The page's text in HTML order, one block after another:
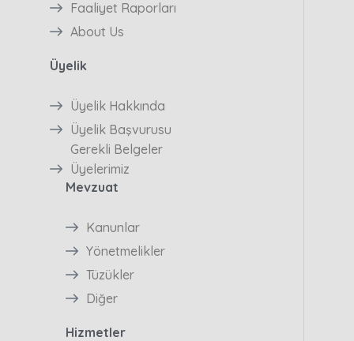
Faaliyet Raporları
About Us
Üyelik
Üyelik Hakkında
Üyelik Başvurusu
Gerekli Belgeler
Üyelerimiz
Mevzuat
Kanunlar
Yönetmelikler
Tüzükler
Diğer
Hizmetler